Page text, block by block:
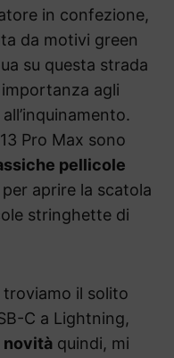
in confezione,
da motivi green
su questa strada
agli
Pro Max sono
pellicole
per aprire la scatola
stringhette di
troviamo il solito
C a Lightning,
novità quindi, mi